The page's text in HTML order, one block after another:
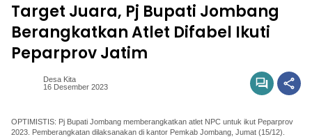
Target Juara, Pj Bupati Jombang
Berangkatkan Atlet Difabel Ikuti
Peparprov Jatim
Desa Kita
16 Desember 2023
OPTIMISTIS: Pj Bupati Jombang memberangkatkan atlet NPC untuk ikut Peparprov
2023. Pemberangkatan dilaksanakan di kantor Pemkab Jombang, Jumat (15/12).